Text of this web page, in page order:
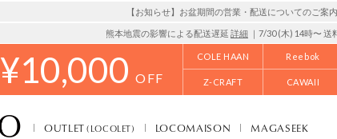
【お知らせ】お盆期間の営業・配送についてのご案内
熊本地震の影響による配送遅延 詳細 ｜7/30 (木) 14時〜 送
¥10,000 OFF
COLE HAAN Reebok
Z-CRAFT CAWAII
OUTLET(LOCOLET) LOCOMAISON MAGASEEK